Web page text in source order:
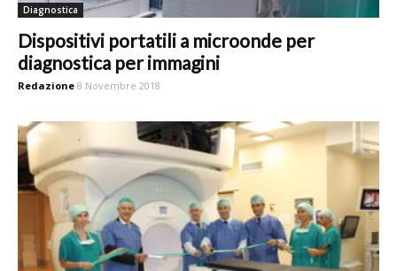
Diagnostica
Dispositivi portatili a microonde per
diagnostica per immagini
Redazione 8 Novembre 2018